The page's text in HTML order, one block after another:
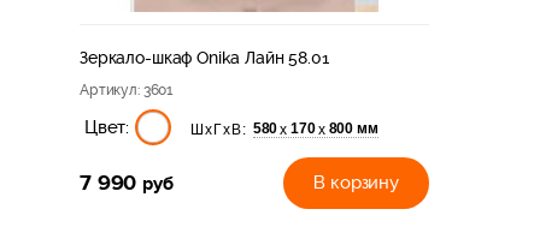
Зеркало-шкаф Onika Лайн 58.01
Артикул: 3601
Цвет: ШхГхВ: 580х 170х 800 мм
7 990 руб В корзину